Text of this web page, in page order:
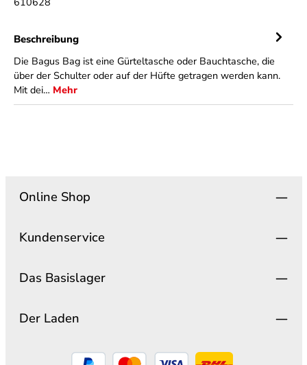
Beschreibung
Die Bagus Bag ist eine Gürteltasche oder Bauchtasche, die
über der Schulter oder auf der Hüfte getragen werden kann.
Mit dei… Mehr
Online Shop
Kundenservice
Das Basislager
Der Laden